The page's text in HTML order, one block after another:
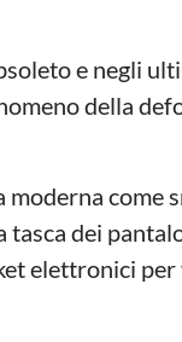
e negli
della
moderna come
tasca dei
elettronici